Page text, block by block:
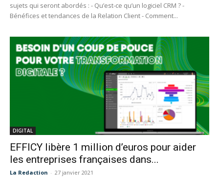
sujets qui seront abordés : - Qu’est-ce qu’un logiciel CRM ? -
Bénéfices et tendances de la Relation Client - Comment...
DIGITAL
EFFICY libère 1 million d’euros pour aider
les entreprises françaises dans...
La Redaction - 27 janvier 2021